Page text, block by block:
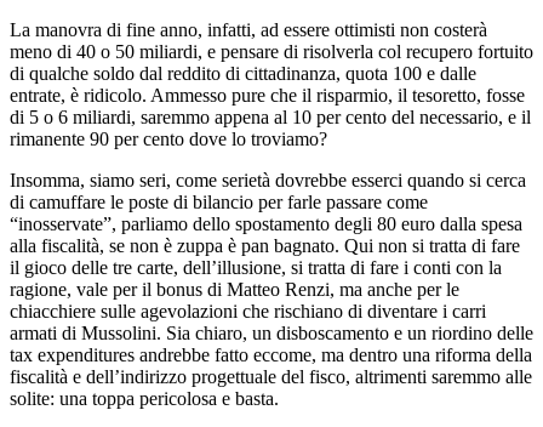
La manovra di fine anno, infatti, ad essere ottimisti non costerà
meno di 40 o 50 miliardi, e pensare di risolverla col recupero fortuito
di qualche soldo dal reddito di cittadinanza, quota 100 e dalle
entrate, è ridicolo. Ammesso pure che il risparmio, il tesoretto, fosse
di 5 o 6 miliardi, saremmo appena al 10 per cento del necessario, e il
rimanente 90 per cento dove lo troviamo?
Insomma, siamo seri, come serietà dovrebbe esserci quando si cerca
di camuffare le poste di bilancio per farle passare come
“inosservate”, parliamo dello spostamento degli 80 euro dalla spesa
alla fiscalità, se non è zuppa è pan bagnato. Qui non si tratta di fare
il gioco delle tre carte, dell’illusione, si tratta di fare i conti con la
ragione, vale per il bonus di Matteo Renzi, ma anche per le
chiacchiere sulle agevolazioni che rischiano di diventare i carri
armati di Mussolini. Sia chiaro, un disboscamento e un riordino delle
tax expenditures andrebbe fatto eccome, ma dentro una riforma della
fiscalità e dell’indirizzo progettuale del fisco, altrimenti saremmo alle
solite: una toppa pericolosa e basta.